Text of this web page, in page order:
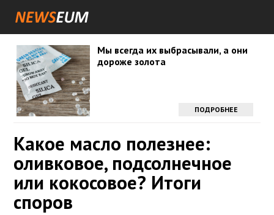
Мы всегда их выбрасывали, а они
дороже золота
ПОДРОБНЕЕ
Какое масло полезнее:
оливковое, подсолнечное
или кокосовое? Итоги
споров